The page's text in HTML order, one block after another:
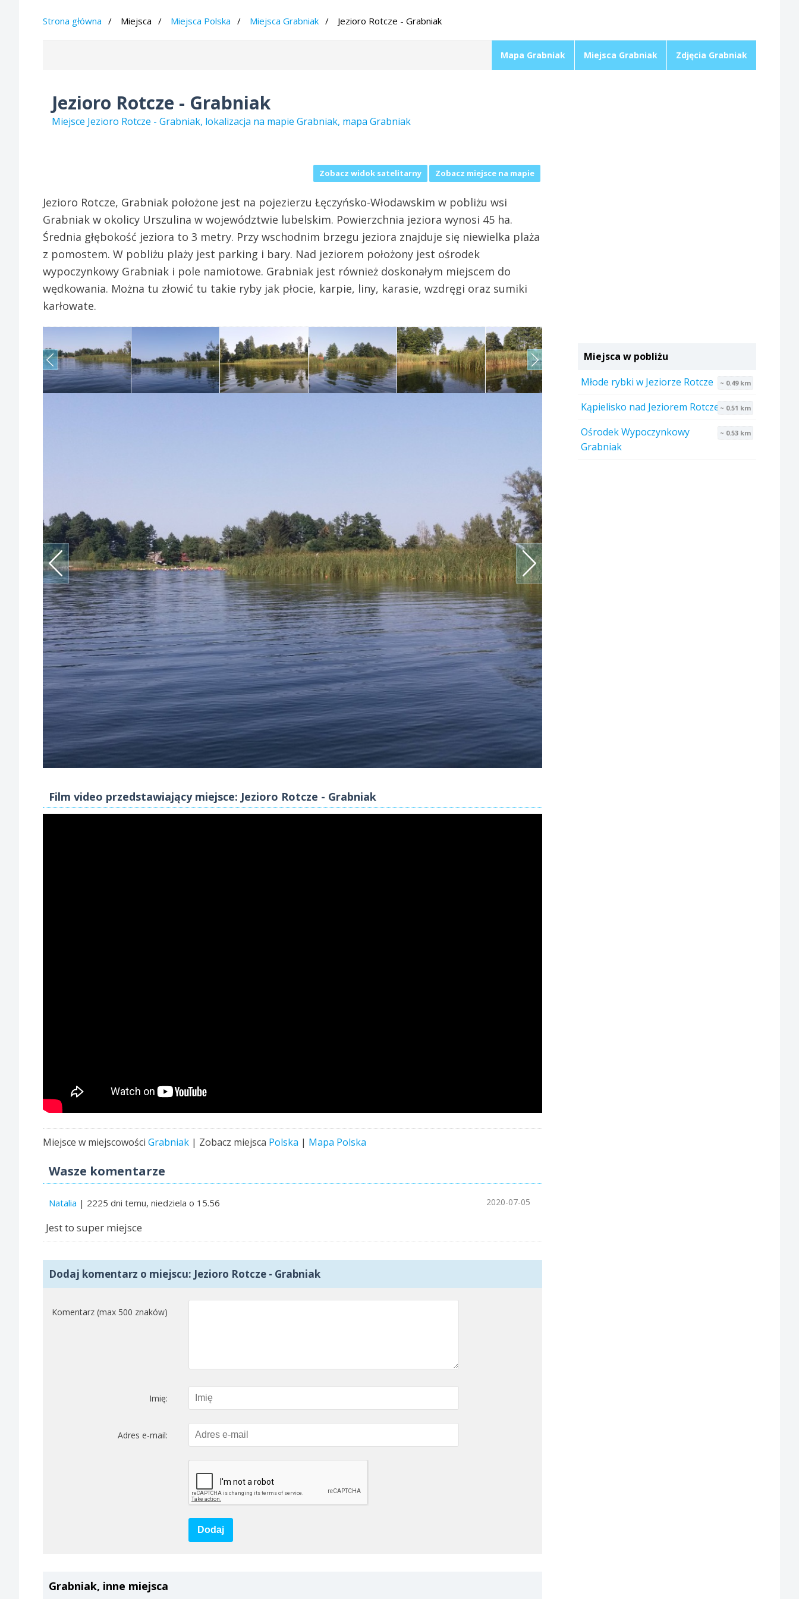
Strona główna Miejsca Miejsca Polska Miejsca Grabniak Jezioro Rotcze - Grabniak
Mapa Grabniak Miejsca Grabniak Zdjęcia Grabniak
Jezioro Rotcze - Grabniak
Miejsce Jezioro Rotcze - Grabniak, lokalizacja na mapie Grabniak, mapa Grabniak
Zobacz miejsce na mapie
Zobacz widok satelitarny
Jezioro Rotcze, Grabniak położone jest na pojezierzu Łęczyńsko-Włodawskim w pobliżu wsi
Grabniak w okolicy Urszulina w województwie lubelskim. Powierzchnia jeziora wynosi 45 ha.
Średnia głębokość jeziora to 3 metry. Przy wschodnim brzegu jeziora znajduje się niewielka plaża
z pomostem. W pobliżu plaży jest parking i bary. Nad jeziorem położony jest ośrodek
wypoczynkowy Grabniak i pole namiotowe. Grabniak jest również doskonałym miejscem do
wędkowania. Można tu złowić tu takie ryby jak płocie, karpie, liny, karasie, wzdręgi oraz sumiki
karłowate.
Film video przedstawiający miejsce: Jezioro Rotcze - Grabniak
Miejsce w miejscowości Grabniak | Zobacz miejsca Polska | Mapa Polska
Wasze komentarze
Natalia | 2225 dni temu, niedziela o 15.56 2020-07-05
Jest to super miejsce
Dodaj komentarz o miejscu: Jezioro Rotcze - Grabniak
Komentarz (max 500 znaków)
Imię:
Adres e-mail:
Dodaj
Grabniak, inne miejsca
Miejsca w pobliżu
Młode rybki w Jeziorze Rotcze
~ 0.49 km
Kąpielisko nad Jeziorem Rotcze ~ 0.51 km
Ośrodek Wypoczynkowy
Grabniak
~ 0.53 km